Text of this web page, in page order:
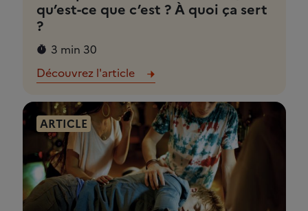
qu’est-ce que c’est ? À quoi ça sert
?
3 min 30
Découvrez l'article
ARTICLE